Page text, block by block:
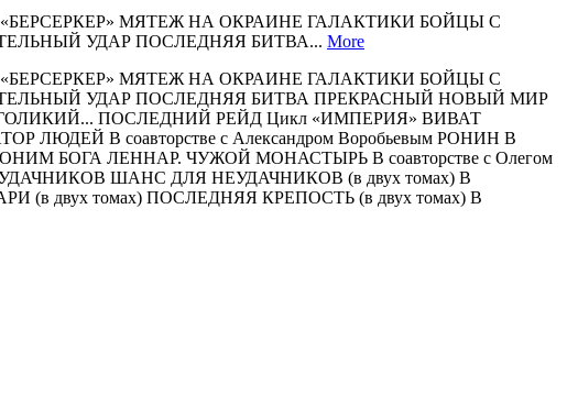
«БЕРСЕРКЕР» МЯТЕЖ НА ОКРАИНЕ ГАЛАКТИКИ БОЙЦЫ С
УДАР ПОСЛЕДНЯЯ БИТВА... More
«БЕРСЕРКЕР» МЯТЕЖ НА ОКРАИНЕ ГАЛАКТИКИ БОЙЦЫ С
УДАР ПОСЛЕДНЯЯ БИТВА ПРЕКРАСНЫЙ НОВЫЙ МИР
ПОСЛЕДНИЙ РЕЙД Цикл «ИМПЕРИЯ» ВИВАТ
В соавторстве с Александром Воробьевым РОНИН В
БОГА ЛЕННАР. ЧУЖОЙ МОНАСТЫРЬ В соавторстве с Олегом
ШАНС ДЛЯ НЕУДАЧНИКОВ (в двух томах) В
(в двух томах) ПОСЛЕДНЯЯ КРЕПОСТЬ (в двух томах) В